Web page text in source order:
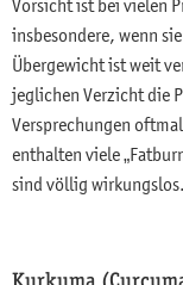
insbesondere, wenn
Übergewicht ist weit
jeglichen Verzicht die
Versprechungen
enthalten viele
sind völlig wirkungslos.
Kurkuma